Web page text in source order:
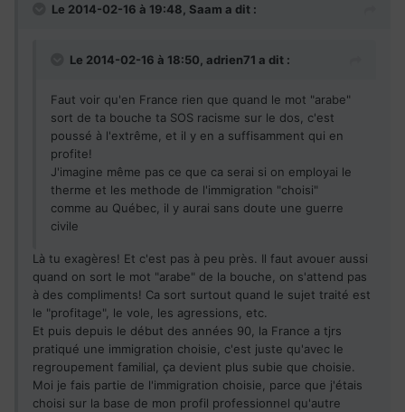
Le 2014-02-16 à 19:48, Saam a dit :
Le 2014-02-16 à 18:50, adrien71 a dit :
Faut voir qu'en France rien que quand le mot "arabe"
sort de ta bouche ta SOS racisme sur le dos, c'est
poussé à l'extrême, et il y en a suffisamment qui en
profite!
J'imagine même pas ce que ca serai si on employai le
therme et les methode de l'immigration "choisi"
comme au Québec, il y aurai sans doute une guerre
civile
Là tu exagères! Et c'est pas à peu près. Il faut avouer aussi
quand on sort le mot "arabe" de la bouche, on s'attend pas
à des compliments! Ca sort surtout quand le sujet traité est
le "profitage", le vole, les agressions, etc.
Et puis depuis le début des années 90, la France a tjrs
pratiqué une immigration choisie, c'est juste qu'avec le
regroupement familial, ça devient plus subie que choisie.
Moi je fais partie de l'immigration choisie, parce que j'étais
choisi sur la base de mon profil professionnel qu'autre